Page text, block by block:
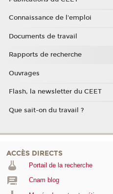
Connaissance de l'emploi
Documents de travail
Rapports de recherche
Ouvrages
Flash, la newsletter du CEET
Que sait-on du travail ?
ACCÈS DIRECTS
Portail de la recherche
Cnam blog